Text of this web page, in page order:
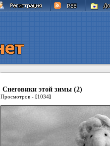
Снеговики этой зимы (2)
Просмотров - [1034]